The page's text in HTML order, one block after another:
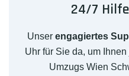
24/7
Unser engagiertes
Uhr für Sie da, um
Umzugs Wien